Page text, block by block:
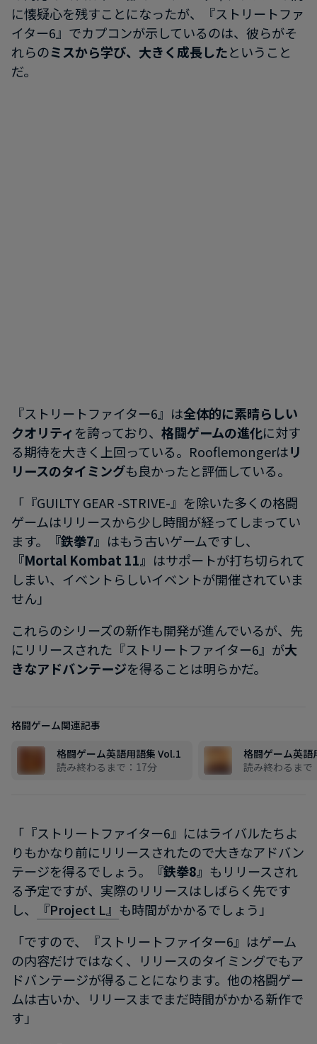
に懐疑心を残すことになったが、『ストリートファ
イター6』でカプコンが示しているのは、彼らがそ
れらのミスから学び、大きく成長したということ
だ。
『ストリートファイター6』は全体的に素晴らしい
クオリティを誇っており、 格闘ゲームの進化に対す
る期待を大きく上回っている。Rooflemongerはリ
リースのタイミングも良かったと評価している。
「『GUILTY GEAR -STRIVE-』を除いた多くの格闘
ゲームはリリースから少し時間が経ってしまってい
ます。
『鉄拳7』 はもう古いゲームですし、
『Mortal Kombat 11』 はサポートが打ち切られて
しまい、イベントらしいイベントが開催されていま
せん」
これらのシリーズの新作も開発が進んでいるが、先
にリリースされた『ストリートファイター6』が大
きなアドバンテージを得ることは明らかだ。
格闘ゲーム関連記事
格闘ゲーム英語用語集 Vol.1
読み終わるまで：17分
格闘ゲーム英語
読み終わるまで
「『ストリートファイター6』にはライバルたちよ
りもかなり前にリリースされたので大きなアドバン
テージを得るでしょう。
『鉄拳8』 もリリースされ
る予定ですが、実際のリリースはしばらく先です
し、
『Project L』 も時間がかかるでしょう」
「ですので、『ストリートファイター6』はゲーム
の内容だけではなく、リリースのタイミングでもア
ドバンテージが得ることになります。他の格闘ゲー
ムは古いか、リリースまでまだ時間がかかる新作で
す」